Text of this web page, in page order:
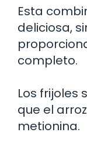
Esta
deliciosa,
completo.
Los frijoles
que el
metionina.